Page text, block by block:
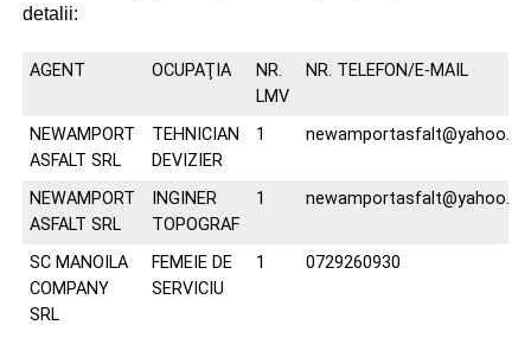
detalii:
AGENT OCUPAŢIA
NR.
LMV
NR. TELEFON/E-MAIL
NEWAMPORT
ASFALT SRL
TEHNICIAN
DEVIZIER
1
NEWAMPORT
ASFALT SRL
INGINER
TOPOGRAF
1
SC MANOILA
COMPANY
SRL
FEMEIE DE
SERVICIU
1 0729260930